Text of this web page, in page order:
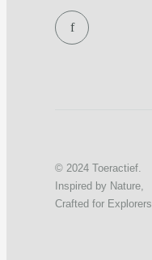
f
© 2024 Toeractief.
Inspired by Nature,
Crafted for Explorers.